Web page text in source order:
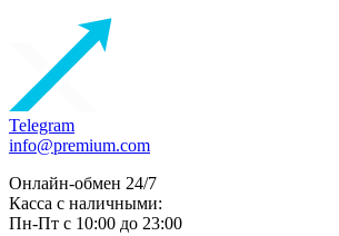
Telegram
info@premium.com
Онлайн-обмен 24/7
Касса с наличными:
Пн-Пт с 10:00 до 23:00